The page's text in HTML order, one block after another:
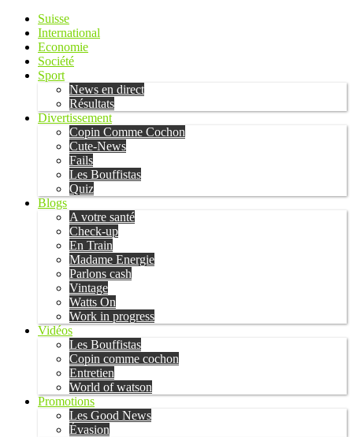
Suisse
International
Economie
Société
Sport
News en direct
Résultats
Divertissement
Copin Comme Cochon
Cute-News
Fails
Les Bouffistas
Quiz
Blogs
A votre santé
Check-up
En Train
Madame Energie
Parlons cash
Vintage
Watts On
Work in progress
Vidéos
Les Bouffistas
Copin comme cochon
Entretien
World of watson
Promotions
Les Good News
Évasion